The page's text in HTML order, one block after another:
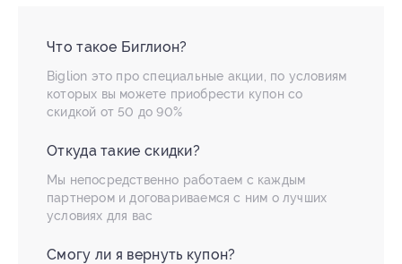
Что такое Биглион?
Biglion это про специальные акции, по условиям
которых вы можете приобрести купон со
скидкой от 50 до 90%
Откуда такие скидки?
Мы непосредственно работаем с каждым
партнером и договариваемся с ним о лучших
условиях для вас
Смогу ли я вернуть купон?